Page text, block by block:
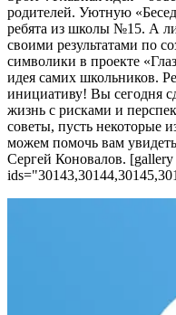
родителей. Уютную
ребята из школы №15. А
своими результатами по
символики в проекте
идея самих школьников.
инициативу! Вы сегодня
жизнь с рисками и
советы, пусть некоторые
можем помочь вам увидеть
Сергей Коновалов.